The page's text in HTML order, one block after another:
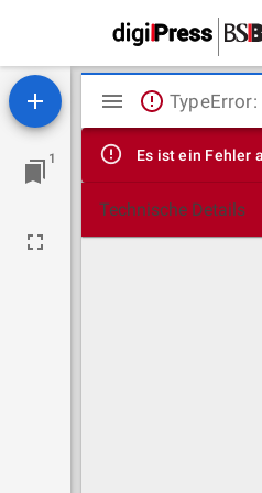
1
Mirador
Viewer
Es ist ein Fehler
Technische Details